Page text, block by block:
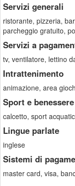
Servizi generali
ristorante, pizzeria,
parcheggio gratuito,
Servizi a
tv, ventilatore, lettino
Intrattenimento
animazione, area
Sport e benessere
calcetto, sport
Lingue parlate
inglese
Sistemi di
master card, visa,